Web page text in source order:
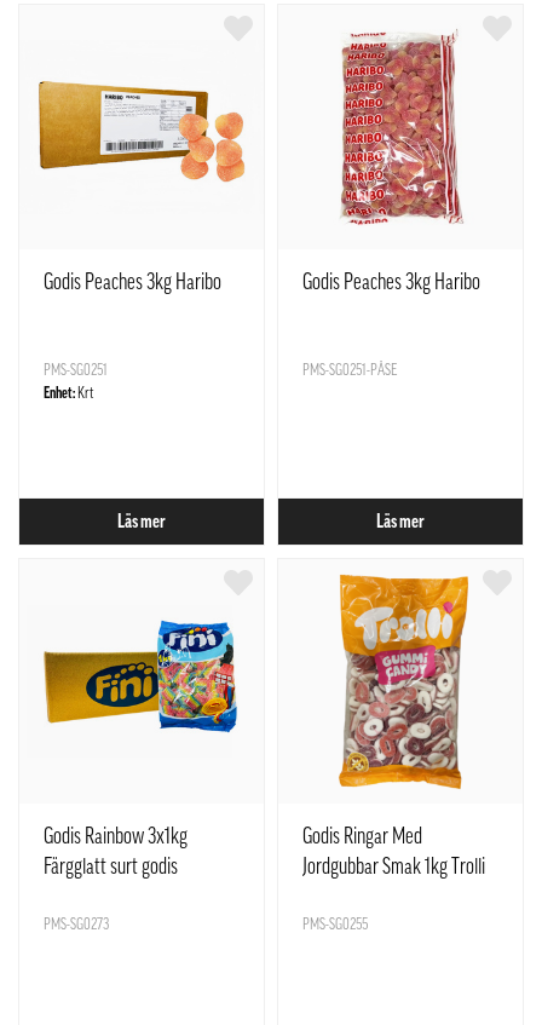
Godis Peaches 3kg Haribo
PMS-SG0251
Enhet: Krt
Läs mer
Godis Peaches 3kg Haribo
PMS-SG0251-PÅSE
Läs mer
Godis Rainbow 3x1kg
Färgglatt surt godis
PMS-SG0273
Godis Ringar Med
Jordgubbar Smak 1kg Trolli
PMS-SG0255